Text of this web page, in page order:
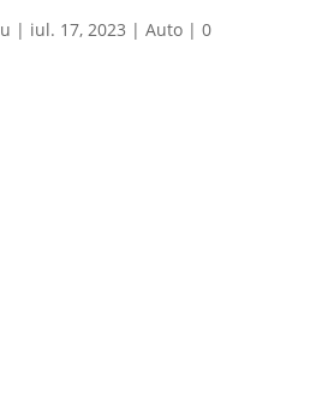
| iul. 17, 2023 | Auto| 0